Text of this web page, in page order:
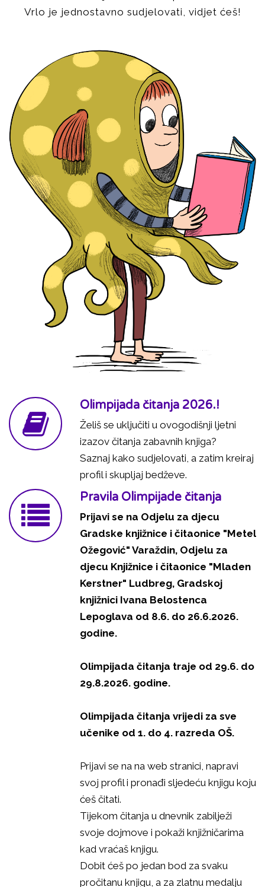
Vrlo je jednostavno sudjelovati, vidjet ćeš!
Olimpijada čitanja 2026.!
Želiš se uključiti u ovogodišnji ljetni
izazov čitanja zabavnih knjiga?
Saznaj kako sudjelovati, a zatim kreiraj
profil i skupljaj bedževe.
Pravila Olimpijade čitanja
Prijavi se na Odjelu za djecu
Gradske knjižnice i čitaonice "Metel
Ožegović" Varaždin, Odjelu za
djecu Knjižnice i čitaonice "Mladen
Kerstner" Ludbreg, Gradskoj
knjižnici Ivana Belostenca
Lepoglava od 8.6. do 26.6.2026.
godine.
Olimpijada čitanja traje od 29.6. do
29.8.2026. godine.
Olimpijada čitanja vrijedi za sve
učenike od 1. do 4. razreda OŠ.
Prijavi se na na web stranici, napravi
svoj profil i pronađi sljedeću knjigu koju
ćeš čitati.
Tijekom čitanja u dnevnik zabilježi
svoje dojmove i pokaži knjižničarima
kad vraćaš knjigu.
Dobit ćeš po jedan bod za svaku
pročitanu knjigu, a za zlatnu medalju